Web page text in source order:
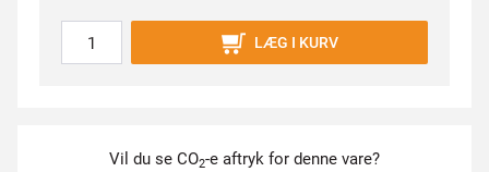
LÆG I KURV
Vil du se CO2-e aftryk for denne vare?